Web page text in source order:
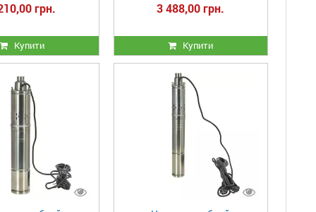
грн.
Купити
3 488,00 грн.
Купити